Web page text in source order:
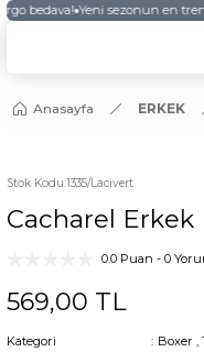
bedava! Yeni sezonun en
Anasayfa ERKEK
Stok Kodu:1335/Lacivert
Cacharel Erkek
0.0 Puan - 0
569,00 TL
Kategori Boxer ,